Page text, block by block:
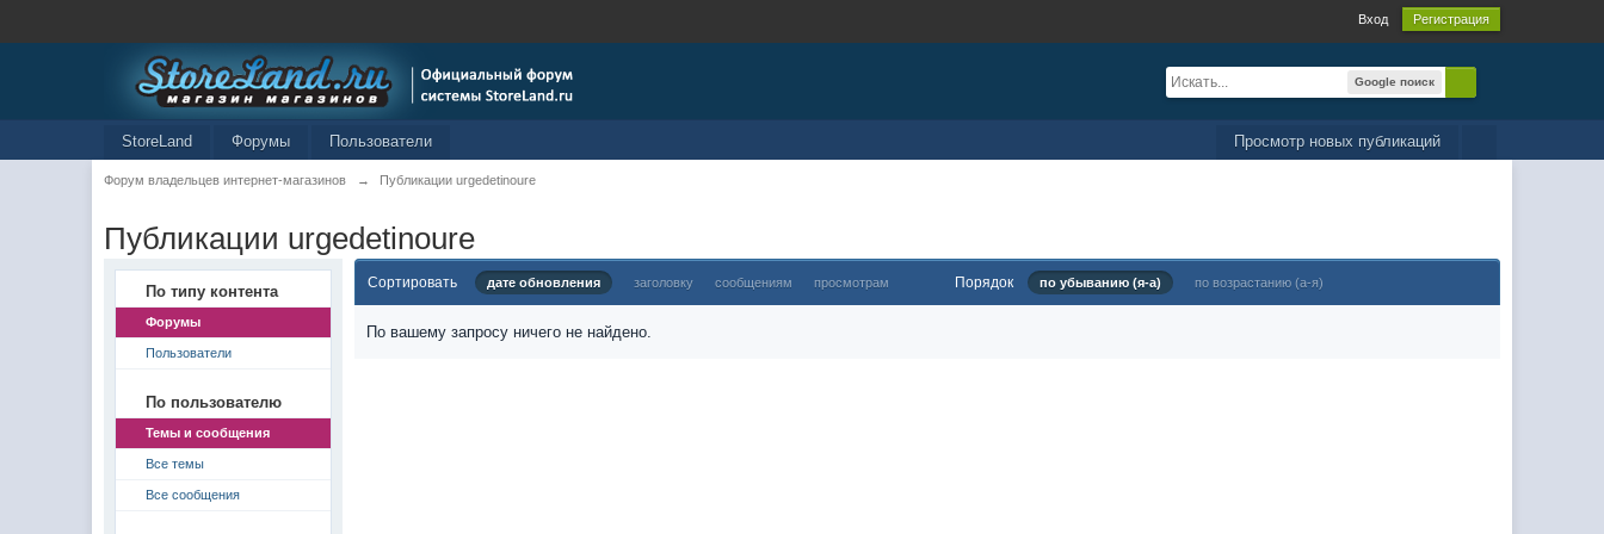
Вход Регистрация
Google поиск
Просмотр новых публикаций
StoreLand Форумы Пользователи
Форум владельцев интернет-магазинов → Публикации urgedetinoure
Публикации urgedetinoure
По типу контента
Форумы
Пользователи
По пользователю
Темы и сообщения
Все темы
Все сообщения
Сортировать дате обновления заголовку сообщениям просмотрам Порядок по убыванию (я-а) по возрастанию (а-я)
По вашему запросу ничего не найдено.